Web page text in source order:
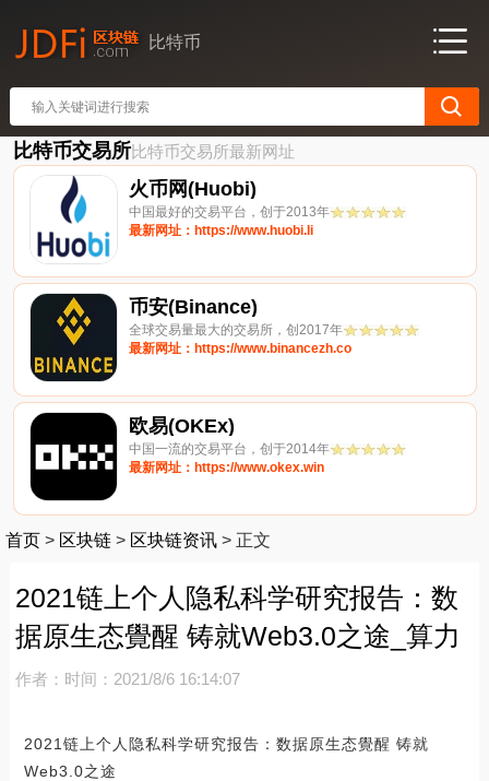
比特币
比特币交易所比特币交易所最新网址
火币网(Huobi)
中国最好的交易平台，创于2013年
最新网址：https://www.huobi.li
币安(Binance)
全球交易量最大的交易所，创2017年
最新网址：https://www.binancezh.co
欧易(OKEx)
中国一流的交易平台，创于2014年
最新网址：https://www.okex.win
首页 > 区块链 > 区块链资讯 > 正文
2021链上个人隐私科学研究报告：数
据原生态覺醒 铸就Web3.0之途_算力
作者： 时间：2021/8/6 16:14:07
2021链上个人隐私科学研究报告：数据原生态覺醒 铸就
Web3.0之途